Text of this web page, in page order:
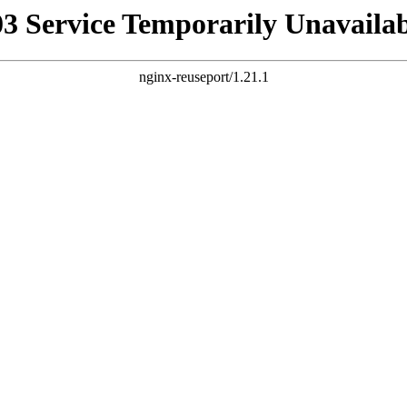
Service Temporarily
nginx-reuseport/1.21.1